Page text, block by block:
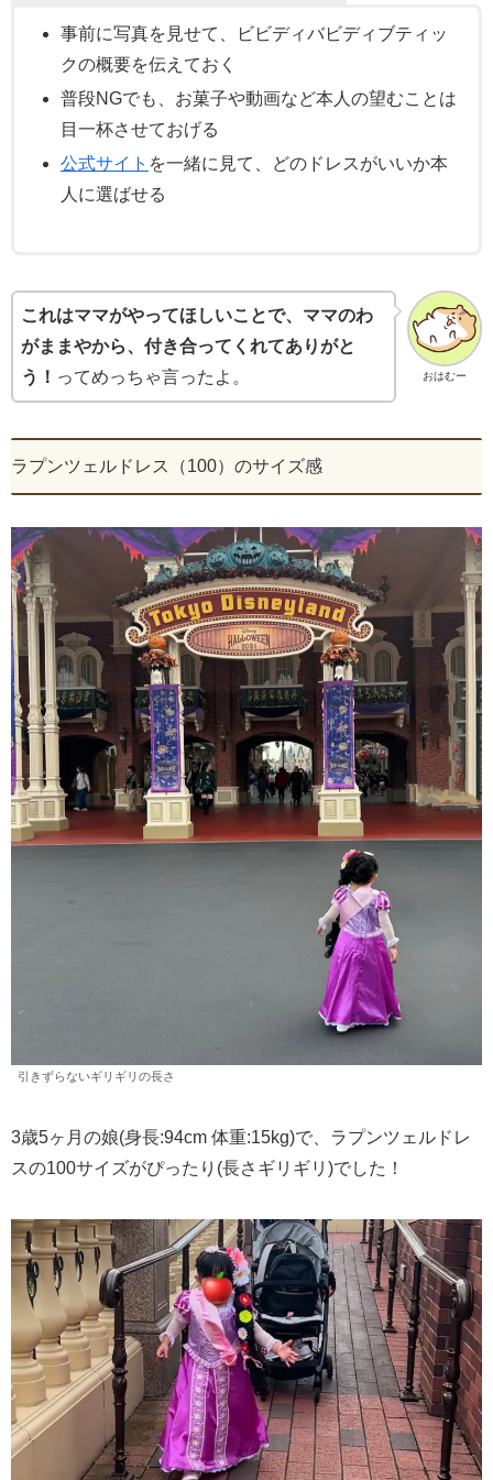
事前に写真を見せて、ビビディバビディブティッ
クの概要を伝えておく
普段NGでも、お菓子や動画など本人の望むことは
目一杯させておげる
公式サイト を一緒に見て、どのドレスがいいか本
人に選ばせる
おはむー
これはママがやってほしいことで、ママのわ
がままやから、付き合ってくれてありがと
う！ ってめっちゃ言ったよ。
ラプンツェルドレス（100）のサイズ感
引きずらないギリギリの長さ
3歳5ヶ月の娘(身長:94cm 体重:15kg)で、ラプンツェルドレ
スの100サイズがぴったり(長さギリギリ)でした！